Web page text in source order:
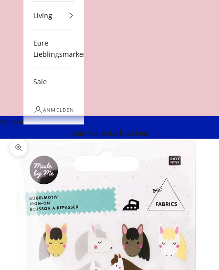
Living
Eure
Lieblingsmarken
Sale
ANMELDEN
Warenkorb
Dein Warenkorb ist leer
Bild vergrößern